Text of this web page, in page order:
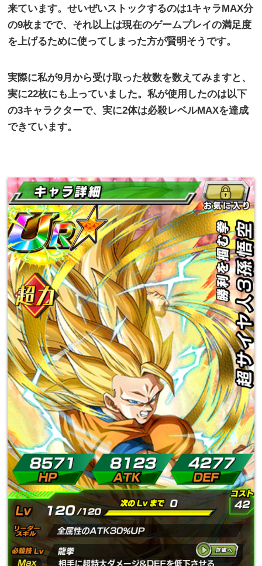
来ています。せいぜいストックするのは1キャラ MAX分
の9枚までで、それ以上は現在のゲームプレイの満足度
を上げるために使ってしまった方が賢明そうです。
実際に私が9月から受け取った枚数を数えてみますと、
実に22枚にも上っていました。私が使用したのは以下
の3キャラクターで、実に2体は必殺レベルMAXを達成
できています。